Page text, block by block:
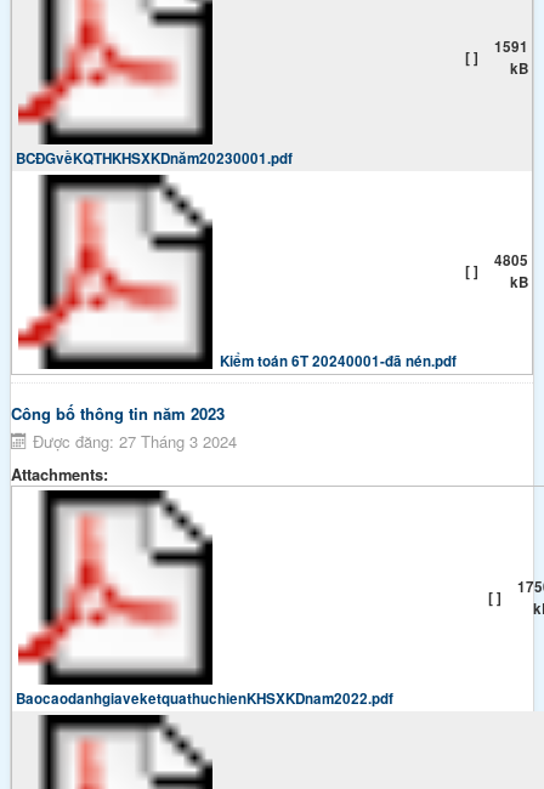
BCĐGvềKQTHKHSXKDnăm20230001.pdf
[ ]
1591
kB
Kiểm toán 6T 20240001-đã nén.pdf
[ ]
4805
kB
Công bố thông tin năm 2023
Được đăng: 27 Tháng 3 2024
Attachments:
BaocaodanhgiaveketquathuchienKHSXKDnam2022.pdf
[ ]